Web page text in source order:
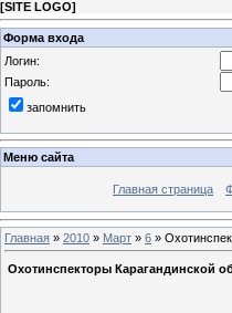
[SITE LOGO]
Форма входа
Логин:
Пароль:
запомнить
Меню сайта
Главная страница
Главная » 2010 » Март » 6 »
Охотинспекторы Карагандинской